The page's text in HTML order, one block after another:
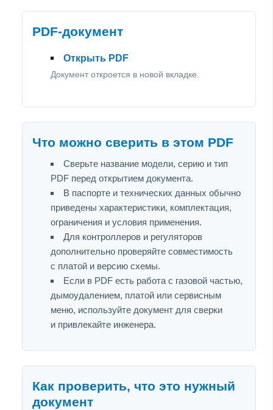
PDF-документ
Открыть PDF
Документ откроется в новой вкладке.
Что можно сверить в этом PDF
Сверьте название модели, серию и тип
PDF перед открытием документа.
В паспорте и технических данных обычно
приведены характеристики, комплектация,
ограничения и условия применения.
Для контроллеров и регуляторов
дополнительно проверяйте совместимость
с платой и версию схемы.
Если в PDF есть работа с газовой частью,
дымоудалением, платой или сервисным
меню, используйте документ для сверки
и привлекайте инженера.
Как проверить, что это нужный
документ